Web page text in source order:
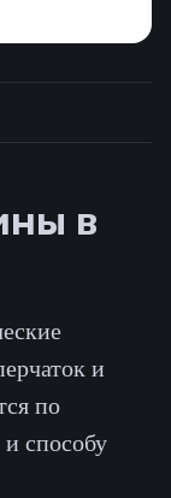
в
и
по
способу